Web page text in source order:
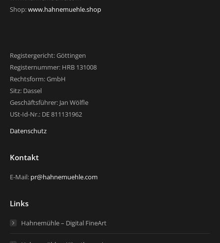
Shop:www.hahnemuehle.shop
Registergericht: Göttingen
Registernummer: HRB 131008
Rechtsform: GmbH
Sitz: Dassel
Geschäftsführer: Jan Wölfle
USt-Id-Nr.: DE 811131962
Datenschutz
Kontakt
E-Mail: pr@hahnemuehle.com
Links
Hahnemühle – Digital FineArt